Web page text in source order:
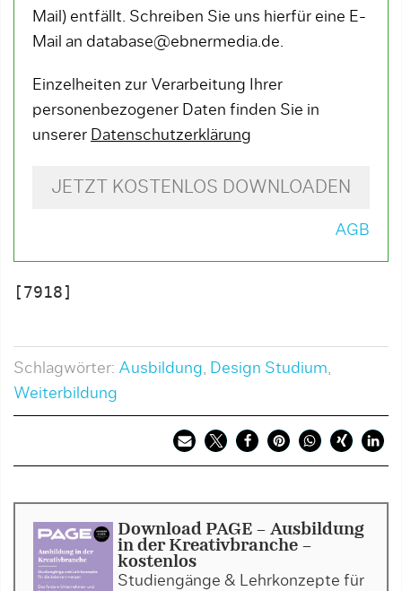
Mail) entfällt. Schreiben Sie uns hierfür eine E-
Mail an database@ebnermedia.de.
Einzelheiten zur Verarbeitung Ihrer
personenbezogener Daten finden Sie in
unserer Datenschutzerklärung
JETZT KOSTENLOS DOWNLOADEN
AGB
[7918]
Schlagwörter: Ausbildung, Design Studium,
Weiterbildung
Download PAGE - Ausbildung
in der Kreativbranche -
kostenlos
Studiengänge & Lehrkonzepte für